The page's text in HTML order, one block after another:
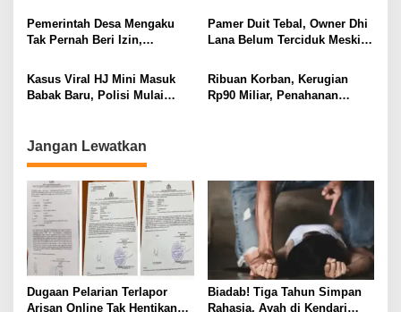
s
DPRD hingga Polisi Disebut
Pemerintah Desa Mengaku
Tak Pernah Beri Izin,
Jadi Sorotan
Pamer Duit Tebal, Owner Dhi
Lana Belum Terciduk Meski
Kasus Viral HJ Mini Masuk
Babak Baru, Polisi Mulai
Ribuan Korban, Kerugian
Rp90 Miliar, Penahanan
Jangan Lewatkan
Dugaan Pelarian Terlapor
Arisan Online Tak Hentikan
Biadab! Tiga Tahun Simpan
Rahasia, Ayah di Kendari